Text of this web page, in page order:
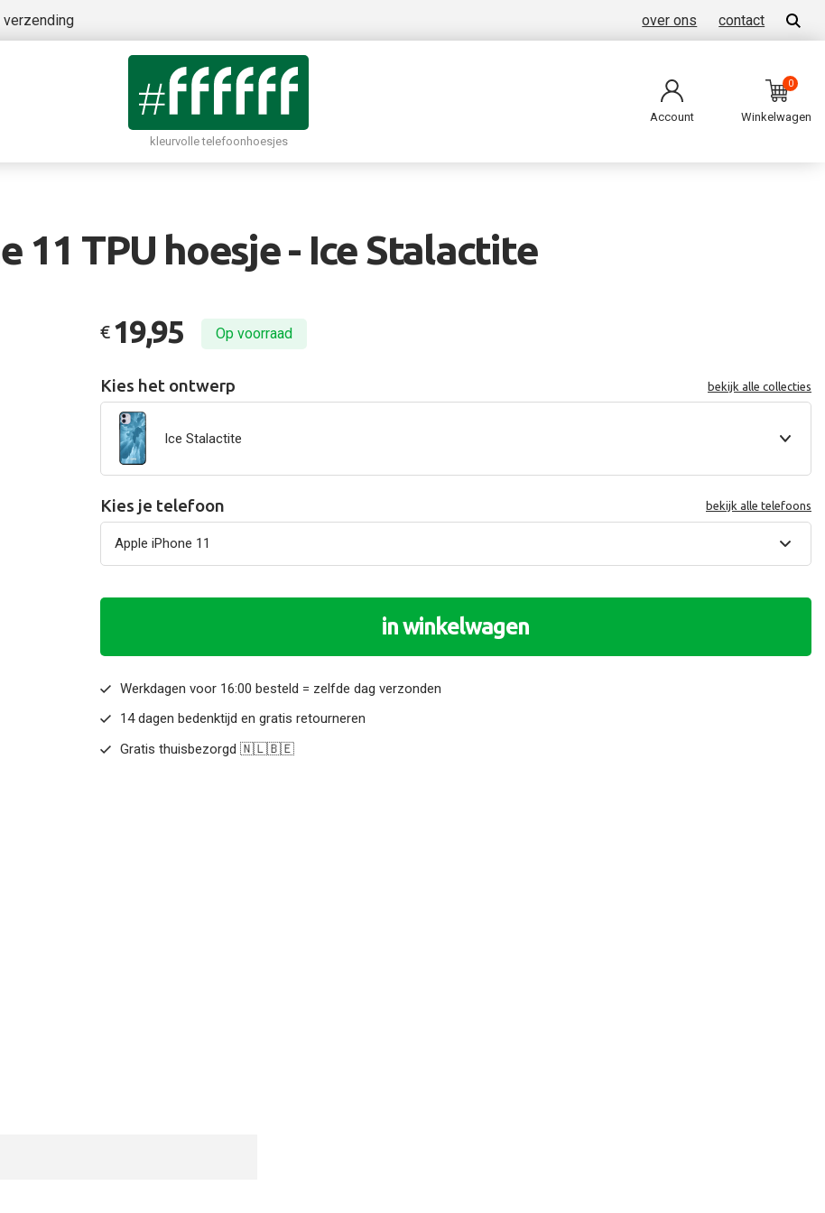
verzending over ons contact
kleurvolle telefoonhoesjes
Account
0
Winkelwagen
11 TPU hoesje - Ice Stalactite
€ 19,95 Op voorraad
Kies het ontwerp bekijk alle collecties
Ice Stalactite
Kies je telefoon bekijk alle telefoons
in winkelwagen
Werkdagen voor 16:00 besteld = zelfde dag verzonden
14 dagen bedenktijd en gratis retourneren
Gratis thuisbezorgd 🇳🇱🇧🇪